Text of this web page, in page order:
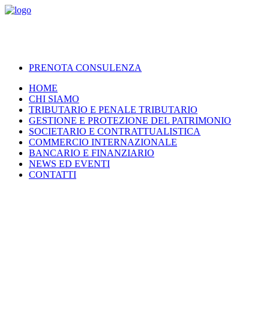
PRENOTA CONSULENZA
HOME
CHI SIAMO
TRIBUTARIO E PENALE TRIBUTARIO
GESTIONE E PROTEZIONE DEL PATRIMONIO
SOCIETARIO E CONTRATTUALISTICA
COMMERCIO INTERNAZIONALE
BANCARIO E FINANZIARIO
NEWS ED EVENTI
CONTATTI